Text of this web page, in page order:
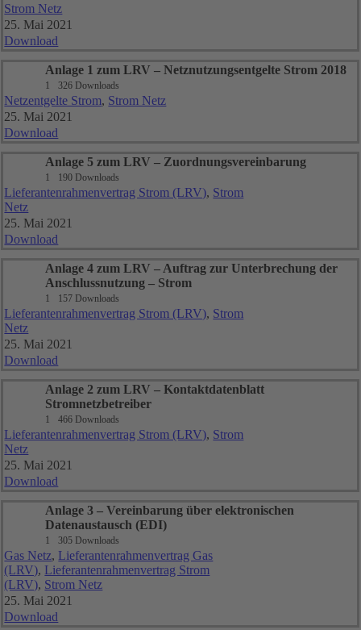
Strom Netz
25. Mai 2021
Download
Anlage 1 zum LRV – Netznutzungsentgelte Strom 2018
1 326 Downloads
Netzentgelte Strom, Strom Netz
25. Mai 2021
Download
Anlage 5 zum LRV – Zuordnungsvereinbarung
1 190 Downloads
Lieferantenrahmenvertrag Strom (LRV), Strom
Netz
25. Mai 2021
Download
Anlage 4 zum LRV – Auftrag zur Unterbrechung der
Anschlussnutzung – Strom
1 157 Downloads
Lieferantenrahmenvertrag Strom (LRV), Strom
Netz
25. Mai 2021
Download
Anlage 2 zum LRV – Kontaktdatenblatt
Stromnetzbetreiber
1 466 Downloads
Lieferantenrahmenvertrag Strom (LRV), Strom
Netz
25. Mai 2021
Download
Anlage 3 – Vereinbarung über elektronischen
Datenaustausch (EDI)
1 305 Downloads
Gas Netz, Lieferantenrahmenvertrag Gas
(LRV), Lieferantenrahmenvertrag Strom
(LRV), Strom Netz
25. Mai 2021
Download